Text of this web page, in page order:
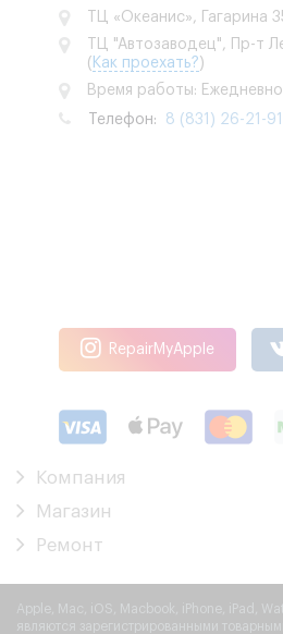
ТЦ «Океанис», Гагарина
ТЦ "Автозаводец", Пр-т
( Как проехать? )
Время работы:
Телефон: 8 (831) 26-21-
RepairMyApple
Компания
Магазин
Ремонт
Apple, Mac, iOS, Macbook, iPhone, iPad,
являются зарегистрированными